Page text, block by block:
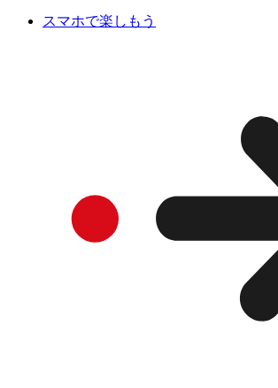
スマホで楽しもう